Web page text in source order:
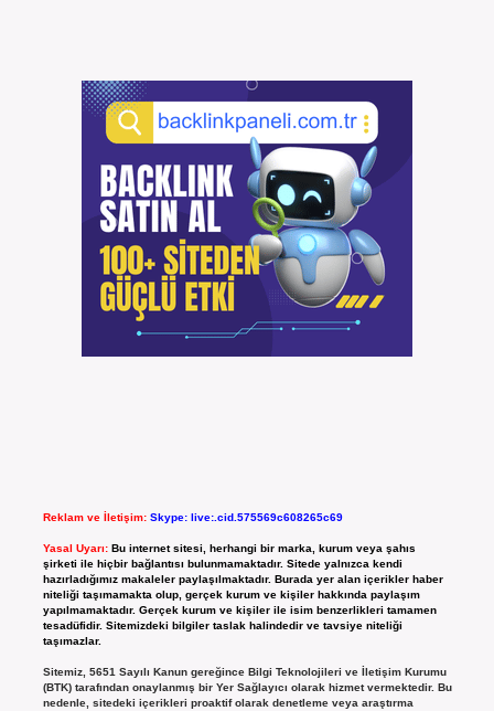
Reklam ve İletişim: Skype: live:.cid.575569c608265c69
Yasal Uyarı: Bu internet sitesi, herhangi bir marka, kurum veya şahıs
şirketi ile hiçbir bağlantısı bulunmamaktadır. Sitede yalnızca kendi
hazırladığımız makaleler paylaşılmaktadır. Burada yer alan içerikler haber
niteliği taşımamakta olup, gerçek kurum ve kişiler hakkında paylaşım
yapılmamaktadır. Gerçek kurum ve kişiler ile isim benzerlikleri tamamen
tesadüfidir. Sitemizdeki bilgiler taslak halindedir ve tavsiye niteliği
taşımazlar.
Sitemiz, 5651 Sayılı Kanun gereğince Bilgi Teknolojileri ve İletişim Kurumu
(BTK) tarafından onaylanmış bir Yer Sağlayıcı olarak hizmet vermektedir. Bu
nedenle, sitedeki içerikleri proaktif olarak denetleme veya araştırma